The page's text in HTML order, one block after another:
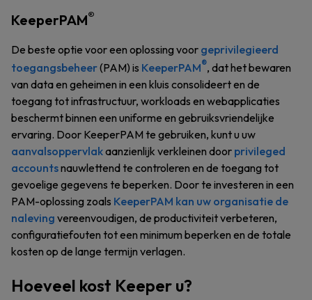
KeeperPAM®
De beste optie voor een oplossing voor geprivilegieerd
toegangsbeheer(PAM) is KeeperPAM®, dat het bewaren
van data en geheimen in een kluis consolideert en de
toegang tot infrastructuur, workloads en webapplicaties
beschermt binnen een uniforme en gebruiksvriendelijke
ervaring. Door KeeperPAM te gebruiken, kunt u uw
aanvalsoppervlakaanzienlijk verkleinen door privileged
accountsnauwlettend te controleren en de toegang tot
gevoelige gegevens te beperken. Door te investeren in een
PAM-oplossing zoals KeeperPAM kan uw organisatie de
naleving vereenvoudigen, de productiviteit verbeteren,
configuratiefouten tot een minimum beperken en de totale
kosten op de lange termijn verlagen.
Hoeveel kost Keeper u?